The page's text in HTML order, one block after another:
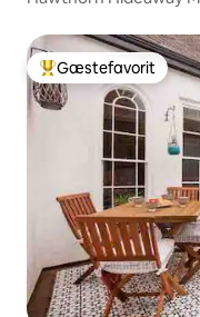
Bedste gæstefavorit
Gæstefavorit